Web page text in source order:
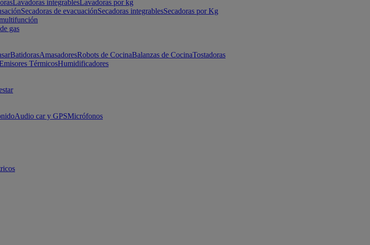
Lavadoras integrablesLavadoras por kg
Secadoras de evacuaciónSecadoras integrablesSecadoras por Kg
gas
BatidorasAmasadoresRobots de CocinaBalanzas de CocinaTostadoras
TérmicosHumidificadores
Audio car y GPSMicrófonos